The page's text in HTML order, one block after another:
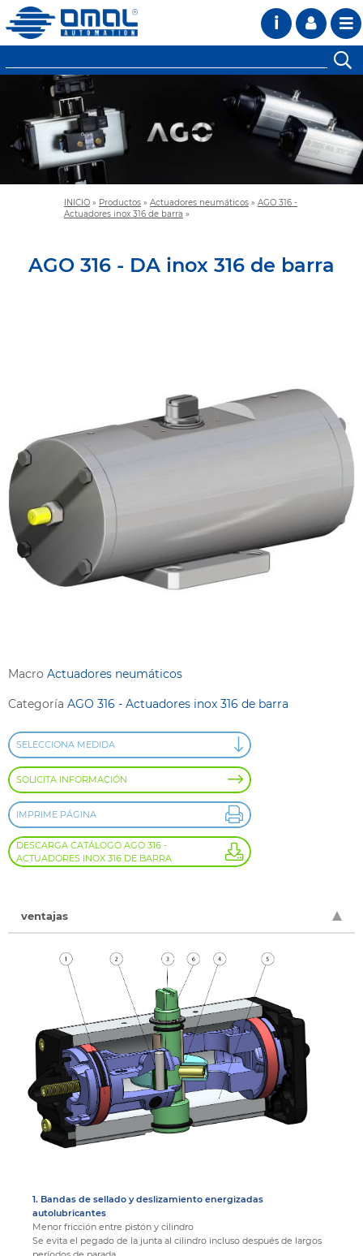
i
INICIO » Productos » Actuadores neumáticos » AGO 316 -
Actuadores inox 316 de barra »
AGO 316 - DA inox 316 de barra
Macro Actuadores neumáticos
Categoría AGO 316 - Actuadores inox 316 de barra
SELECCIONA MEDIDA
SOLICITA INFORMACIÓN
IMPRIME PÁGINA
DESCARGA CATÁLOGO AGO 316 -
ACTUADORES INOX 316 DE BARRA
ventajas
1. Bandas de sellado y deslizamiento energizadas
autolubricantes
Menor fricción entre pistón y cilindro
Se evita el pegado de la junta al cilindro incluso después de largos